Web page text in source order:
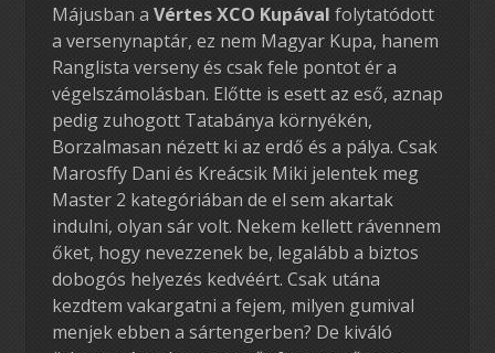
Májusban a Vértes XCO Kupával folytatódott
a versenynaptár, ez nem Magyar Kupa, hanem
Ranglista verseny és csak fele pontot ér a
végelszámolásban. Előtte is esett az eső, aznap
pedig zuhogott Tatabánya környékén,
Borzalmasan nézett ki az erdő és a pálya. Csak
Marosffy Dani és Kreácsik Miki jelentek meg
Master 2 kategóriában de el sem akartak
indulni, olyan sár volt. Nekem kellett rávennem
őket, hogy nevezzenek be, legalább a biztos
dobogós helyezés kedvéért. Csak utána
kezdtem vakargatni a fejem, milyen gumival
menjek ebben a sártengerben? De kiváló